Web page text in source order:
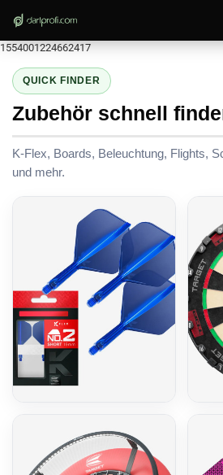
1554001224662417
QUICK FINDER
Zubehör schnell
K-Flex, Boards, Beleuchtung, Flights,
und mehr.